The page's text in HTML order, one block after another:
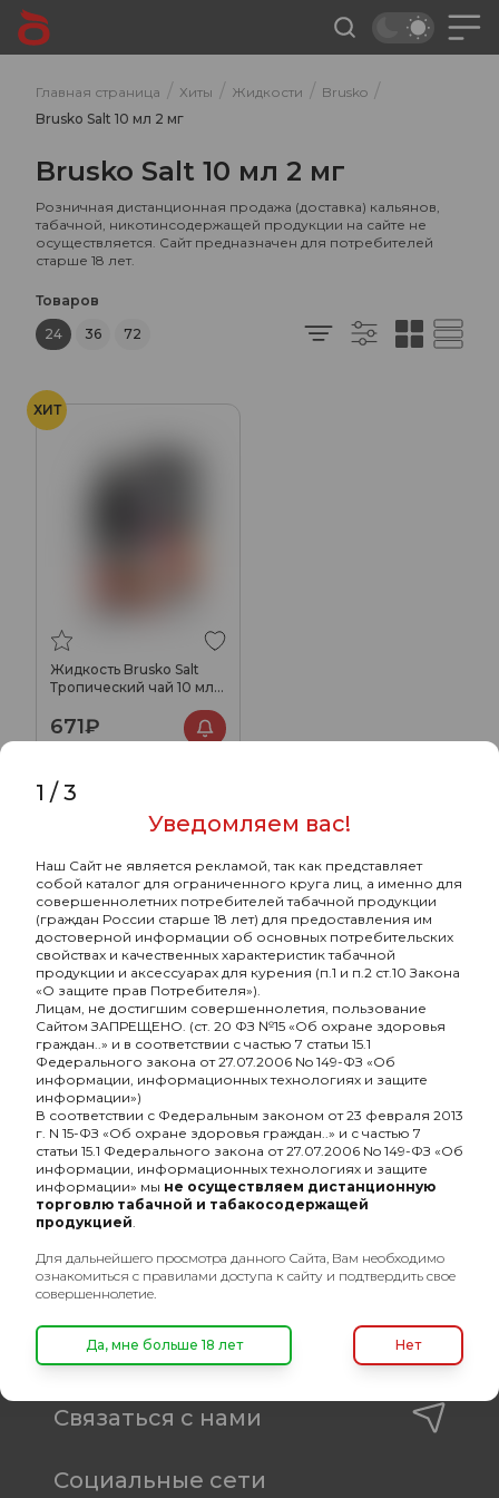
Главная страница / Хиты / Жидкости / Brusko /
Brusko Salt 10 мл 2 мг
Brusko Salt 10 мл 2 мг
Розничная дистанционная продажа (доставка) кальянов,
табачной, никотинсодержащей продукции на сайте не
осуществляется. Сайт предназначен для потребителей
старше 18 лет.
Товаров
24
36 72
ХИТ
Жидкость Brusko Salt
Тропический чай 10 мл 2
671₽
Оптовый портал
товаров для кальяна
8 (495) 740-22-08
8 (800) 222-82-00
Время работы
пн-пт: с 10:00 до 19:00
info@oshisha.net
О компании
Покупателям
Связаться с нами
Социальные сети
1 /3
Уведомляем вас!
Наш Сайт не является рекламой, так как представляет
собой каталог для ограниченного круга лиц, а именно для
совершеннолетних потребителей табачной продукции
(граждан России старше 18 лет) для предоставления им
достоверной информации об основных потребительских
свойствах и качественных характеристик табачной
продукции и аксессуарах для курения (п.1 и п.2 ст.10 Закона
«О защите прав Потребителя»).
Лицам, не достигшим совершеннолетия, пользование
Сайтом ЗАПРЕЩЕНО. (ст. 20 ФЗ №15 «Об охране здоровья
граждан..» и в соответствии с частью 7 статьи 15.1
Федерального закона от 27.07.2006 No 149-ФЗ «Об
информации, информационных технологиях и защите
информации»)
В соответствии с Федеральным законом от 23 февраля 2013
г. N 15-ФЗ «Об охране здоровья граждан..» и с частью 7
статьи 15.1 Федерального закона от 27.07.2006 No 149-ФЗ «Об
информации, информационных технологиях и защите
информации» мы не осуществляем дистанционную
торговлю табачной и табакосодержащей
продукцией.
Для дальнейшего просмотра данного Сайта, Вам необходимо
ознакомиться с правилами доступа к сайту и подтвердить свое
совершеннолетие.
Да, мне больше 18 лет Нет